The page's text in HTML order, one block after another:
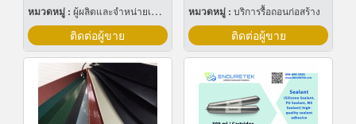
หมวดหมู่ : ผู้ผลิตและจำหน่ายเหล็กสเตนเลส
ติดต่อผู้ขาย
หมวดหมู่ : บริการรื้อถอนก่อสร้าง
ติดต่อผู้ขาย